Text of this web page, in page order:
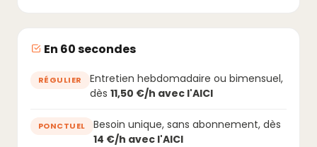
En 60 secondes
RÉGULIER
Entretien hebdomadaire ou bimensuel,
dès 11,50 €/h avec l'AICI
PONCTUEL
Besoin unique, sans abonnement, dès
14 €/h avec l'AICI